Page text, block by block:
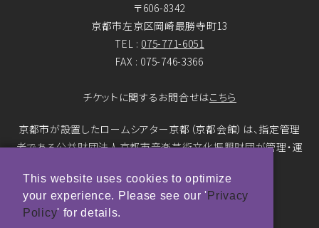
〒606-8342
京都市左京区岡崎最勝寺町13
TEL : 075-771-6051
FAX : 075-746-3366
チケットに関するお問合せはこちら
京都市が設置したロームシアター京都（京都会館）は、指定管理
者である公益財団法人京都市音楽芸術文化振興財団が管理・運
© ROHM Theatre Kyoto. All rights reserved.
トップページメインバナー 撮影：市川靖史
This website uses cookies to optimize
your experience. Please see our ' Privacy
Policy' for details.